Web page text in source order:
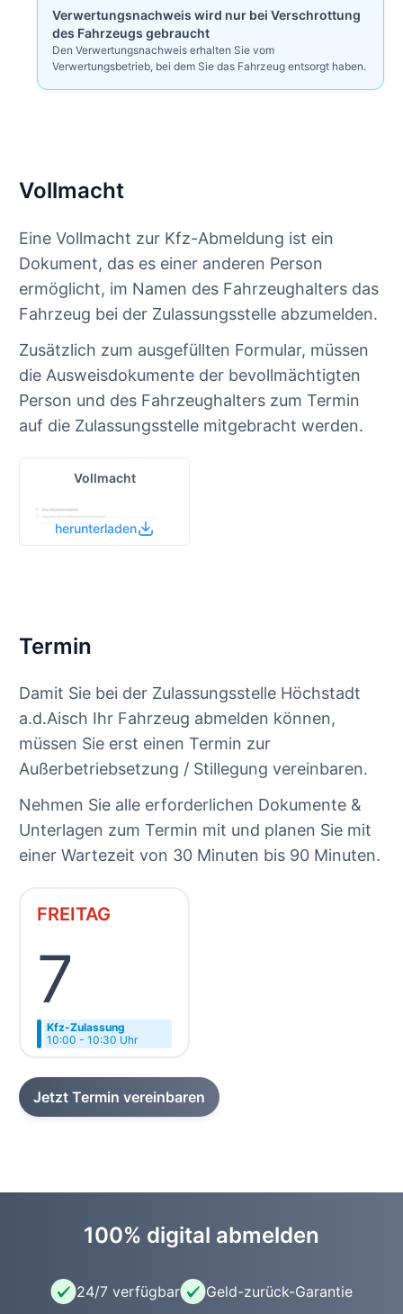
Verwertungsnachweis wird nur bei Verschrottung
des Fahrzeugs gebraucht
Den Verwertungsnachweis erhalten Sie vom
Verwertungsbetrieb, bei dem Sie das Fahrzeug entsorgt haben.
Vollmacht
Eine Vollmacht zur Kfz-Abmeldung ist ein
Dokument, das es einer anderen Person
ermöglicht, im Namen des Fahrzeughalters das
Fahrzeug bei der Zulassungsstelle abzumelden.
Zusätzlich zum ausgefüllten Formular, müssen
die Ausweisdokumente der bevollmächtigten
Person und des Fahrzeughalters zum Termin
auf die Zulassungsstelle mitgebracht werden.
Vollmacht
herunterladen
Termin
Damit Sie bei der Zulassungsstelle Höchstadt
a.d.Aisch Ihr Fahrzeug abmelden können,
müssen Sie erst einen Termin zur
Außerbetriebsetzung / Stillegung vereinbaren.
Nehmen Sie alle erforderlichen Dokumente &
Unterlagen zum Termin mit und planen Sie mit
einer Wartezeit von 30 Minuten bis 90 Minuten.
FREITAG
7
Kfz-Zulassung
10:00 - 10:30 Uhr
Jetzt Termin vereinbaren
100% digital abmelden
24/7 verfügbar Geld-zurück-Garantie